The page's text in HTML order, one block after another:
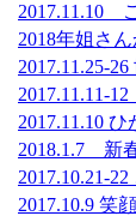
2017.11.10
2018年姐さ
2017.11.25-
2017.11.11-
2017.11.10
2018.1.7 新
2017.10.21-
2017.10.9 笑